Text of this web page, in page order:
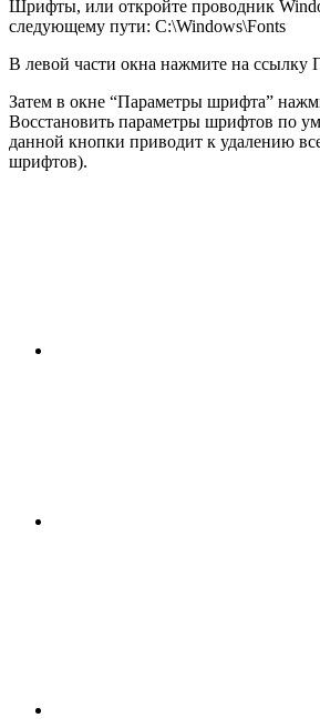
Шрифты, или откройте проводник
следующему пути: C:\Windows\Fonts
В левой части окна нажмите на ссылку
Затем в окне “Параметры шрифта”
Восстановить параметры шрифтов по
данной кнопки приводит к удалению
шрифтов).